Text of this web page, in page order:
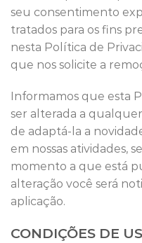
seu consentimento
tratados para os fins
nesta Política de
que nos solicite a
Informamos que esta
ser alterada a
de adaptá-la a
em nossas atividades,
momento a que está
alteração você será
aplicação.
CONDIÇÕES DE